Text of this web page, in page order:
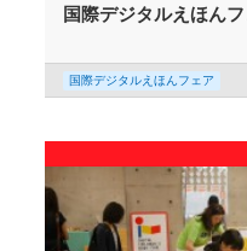
国際デジタルえほん
国際デジタルえほんフェア